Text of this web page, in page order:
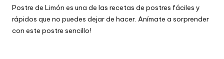
Postre de Limón es una de las recetas de postres fáciles y
rápidos que no puedes dejar de hacer. Anímate a sorprender
con este postre sencillo!